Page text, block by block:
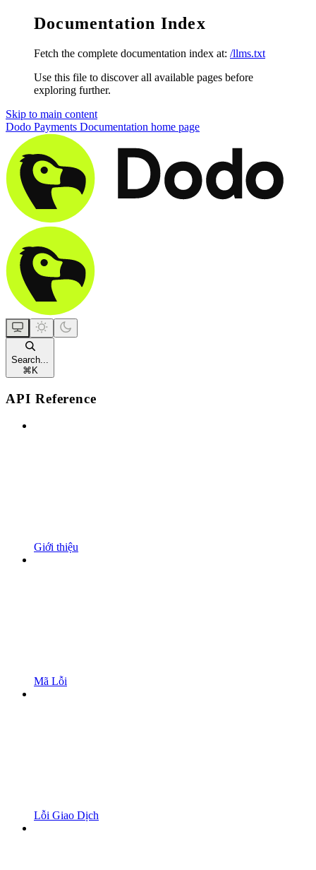
Documentation Index
Fetch the complete documentation index at: /llms.txt
Use this file to discover all available pages before
exploring further.
Skip to main content
Dodo Payments Documentation home page
Search...
⌘ K
API Reference
Giới thiệu
Mã Lỗi
Lỗi Giao Dịch